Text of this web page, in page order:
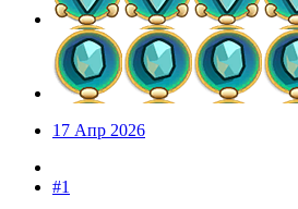
17 Апр 2026
#1